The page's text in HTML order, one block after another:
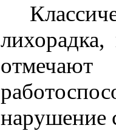
отмечают
нарушение